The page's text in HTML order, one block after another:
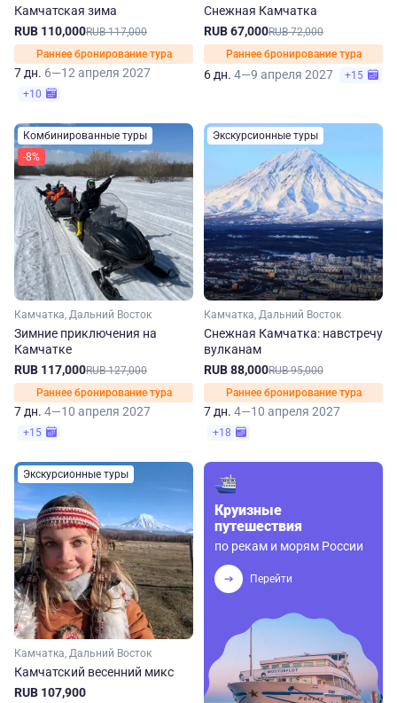
Камчатская зима
RUB 110,000RUB 117,000
Раннее бронирование тура
7 дн. 6—12 апреля 2027
+10
Снежная Камчатка
RUB 67,000RUB 72,000
Раннее бронирование тура
6 дн. 4—9 апреля 2027 +15
Комбинированные туры
-8%
Камчатка, Дальний Восток
Зимние приключения на
Камчатке
RUB 117,000RUB 127,000
Раннее бронирование тура
7 дн. 4—10 апреля 2027
+15
Экскурсионные туры
Камчатка, Дальний Восток
Снежная Камчатка: навстречу
вулканам
RUB 88,000RUB 95,000
Раннее бронирование тура
7 дн. 4—10 апреля 2027
+18
Экскурсионные туры
Камчатка, Дальний Восток
Камчатский весенний микс
RUB 107,900
Круизные
путешествия
по рекам и морям России
Перейти